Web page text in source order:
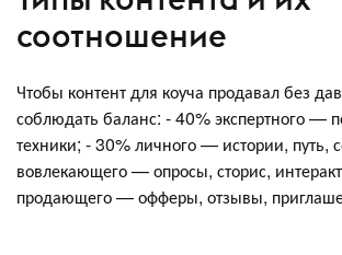
соотношение
Чтобы контент для коуча продавал без
соблюдать баланс: - 40% экспертного —
техники; - 30% личного — истории, путь,
вовлекающего — опросы, сторис,
продающего — офферы, отзывы,